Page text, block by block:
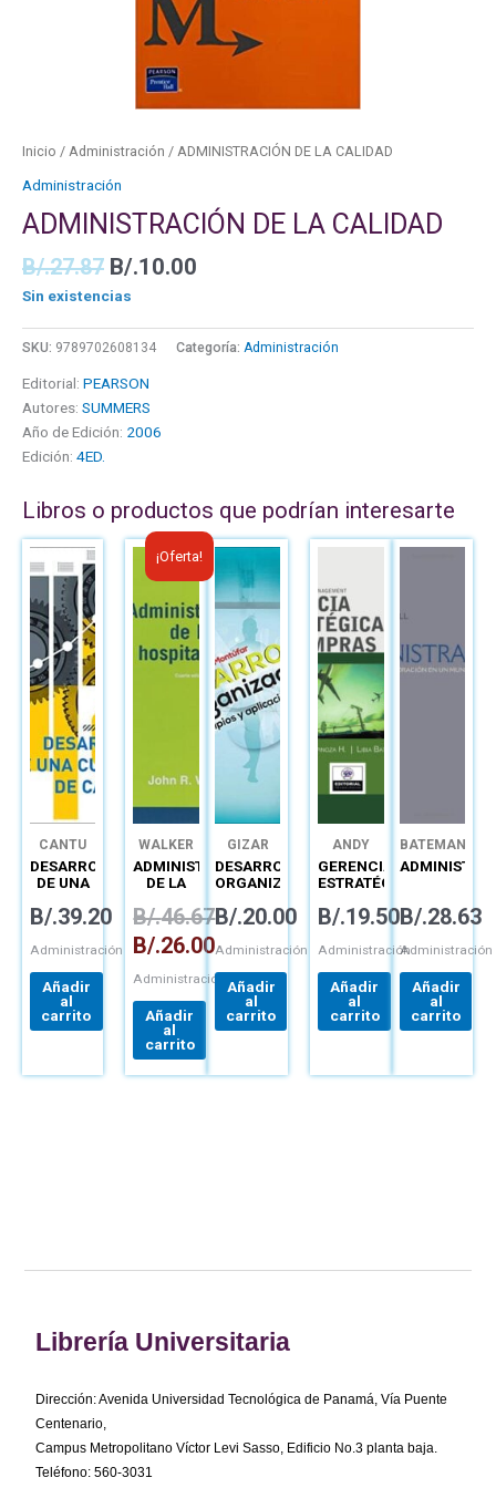
Inicio / Administración / ADMINISTRACIÓN DE LA CALIDAD
Administración
ADMINISTRACIÓN DE LA CALIDAD
B/.27.87 B/.10.00
Sin existencias
SKU: 9789702608134 Categoría: Administración
Editorial: PEARSON
Autores: SUMMERS
Año de Edición: 2006
Edición: 4ED.
Libros o productos que podrían interesarte
CANTU
DESARROLLO
DE UNA
DE
B/.39.20
Administración
Añadir
al
carrito
¡Oferta!
WALKER
ADMINISTRACIÓN
DE LA
B/.46.67
El
precio
original
era:
B/.46.67.
B/.26.00
El
precio
actual
es:
B/.26.00.
Administración
Añadir
al
carrito
GIZAR
DESARROLLO
ORGANIZACIONAL
B/.20.00
Administración
Añadir
al
carrito
ANDY
ESPINOZA
LIBIA
GERENCIA
ESTRATÉGICA
COMPRAS
SUPPLY
MANAGEMENT
B/.19.50
Administración
Añadir
al
carrito
BATEMAN
B/.28.63
Administración
Añadir
al
carrito
Librería Universitaria
Dirección: Avenida Universidad Tecnológica de Panamá, Vía Puente
Centenario,
Campus Metropolitano Víctor Levi Sasso, Edificio No.3 planta baja.
Teléfono: 560-3031